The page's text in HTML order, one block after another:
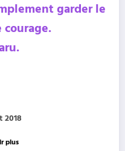
garder le
courage.
2018
plus